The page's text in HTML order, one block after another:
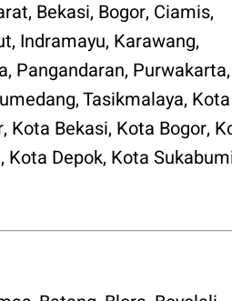
, Bekasi, Bogor, Ciamis,
, Indramayu, Karawang,
, Pangandaran, Purwakarta,
,Tasikmalaya, Kota
, Kota Bekasi, Kota Bogor,
, Kota Depok, Kota